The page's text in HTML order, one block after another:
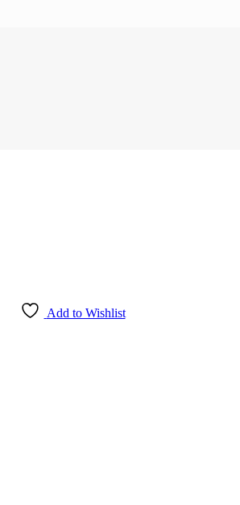
Add to Wishlist